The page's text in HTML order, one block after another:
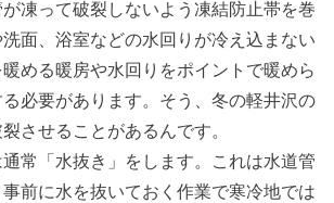
凍って破裂しないよう凍結防止帯を巻
面、浴室などの水回りが冷え込まない
める暖房や水回りをポイントで暖めら
必要があります。そう、冬の軽井沢の
させることがあるんです。
常「水抜き」をします。これは水道管
前に水を抜いておく作業で寒冷地では